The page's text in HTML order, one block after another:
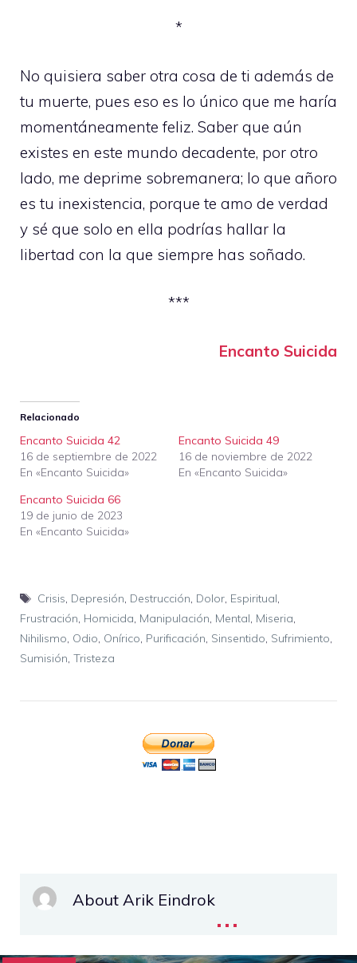
*
No quisiera saber otra cosa de ti además de
tu muerte, pues eso es lo único que me haría
momentáneamente feliz. Saber que aún
existes en este mundo decadente, por otro
lado, me deprime sobremanera; lo que añoro
es tu inexistencia, porque te amo de verdad
y sé que solo en ella podrías hallar la
libertad con la que siempre has soñado.
***
Encanto Suicida
Relacionado
Encanto Suicida 42
16 de septiembre de 2022
En «Encanto Suicida»
Encanto Suicida 49
16 de noviembre de 2022
En «Encanto Suicida»
Encanto Suicida 66
19 de junio de 2023
En «Encanto Suicida»
Etiquetas
Crisis, Depresión, Destrucción, Dolor, Espiritual,
Frustración, Homicida, Manipulación, Mental, Miseria,
Nihilismo, Odio, Onírico, Purificación, Sinsentido, Sufrimiento,
Sumisión, Tristeza
About Arik Eindrok...